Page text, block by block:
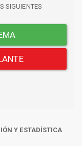
SIGUIENTES
Y ESTADÍSTICA